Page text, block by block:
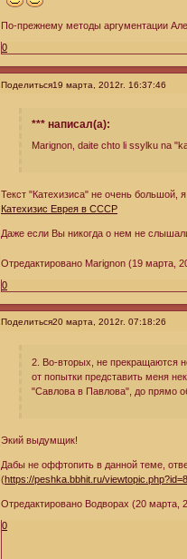
По-прежнему методы аргументации
0
Поделиться19 марта, 2012г. 16:37:46
*** написал(а):
Marignon, daite chto li ssylku na
Текст "Катехизиса" не очень большой,
Катехизис Еврея в СССР
Даже если Вы никогда о нем не
Отредактировано Marignon (19 марта,
0
Поделиться20 марта, 2012г. 07:18:26
2. Во-вторых, не прекращаются
от попытки представить меня
"Савлова в Павлова", до прямо
Экий выдумщик!
Дабы не оффтопить в данной теме,
(https://peshka.bbhit.ru/
Отредактировано Водворах (20 марта,
0